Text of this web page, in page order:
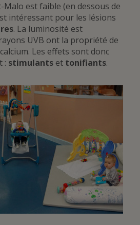
est faible (en dessous de
intéressant pour les lésions
. La luminosité est
UVB ont la propriété de
Les effets sont donc
: stimulants et tonifiants.